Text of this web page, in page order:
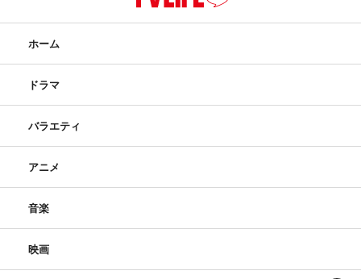
ホーム
ドラマ
バラエティ
アニメ
音楽
映画